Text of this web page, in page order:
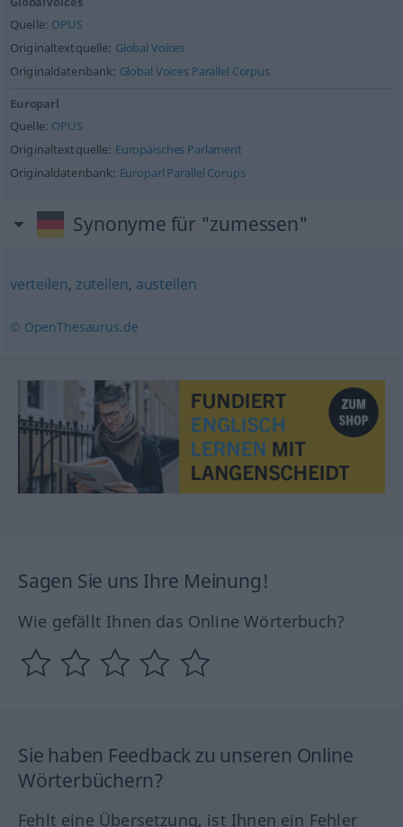
Quelle: OPUS
Originaltextquelle: Global Voices
Originaldatenbank: Global Voices Parallel Corpus
Europarl
Quelle: OPUS
Originaltextquelle: Europäisches Parlament
Originaldatenbank: Europarl Parallel Corups
Synonyme für "zumessen"
verteilen, zuteilen, austeilen
© OpenThesaurus.de
Sagen Sie uns Ihre Meinung!
Wie gefällt Ihnen das Online Wörterbuch?
Sie haben Feedback zu unseren Online
Wörterbüchern?
Fehlt eine Übersetzung, ist Ihnen ein Fehler